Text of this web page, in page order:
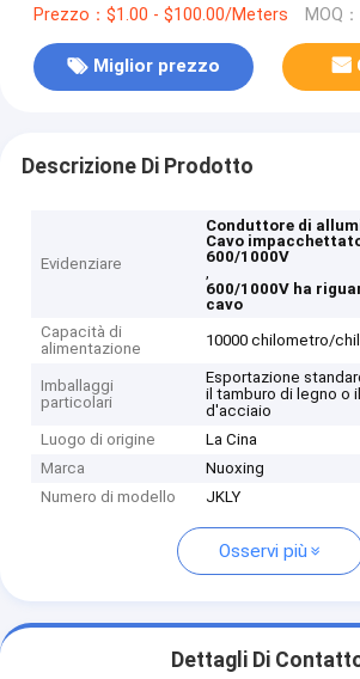
Prezzo：$1.00 - $100.00/Meters MOQ
Miglior prezzo
Descrizione Di Prodotto
Evidenziare
Conduttore di
Cavo
600/1000V
,
600/1000V ha
cavo
Capacità di
alimentazione
10000 chilometro/
Imballaggi
particolari
Esportazione
il tamburo di legno o
d'acciaio
Luogo di origine
La Cina
Marca
Nuoxing
Numero di modello
JKLY
Osservi più
Dettagli Di